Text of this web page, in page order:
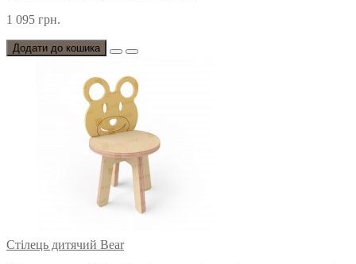
1 095 грн.
Додати до кошика
Стілець дитячий Bear